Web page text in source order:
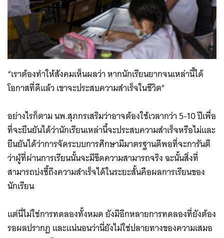
“เราต้องทำให้สังคมเห็นผลว่า หากนักเรียนยากจนเหล่านี้ได้
โอกาสที่ดีแล้ว เขาจะประสบความสำเร็จในชีวิต”
อย่างไรก็ตาม นพ.สุภกรเสริมว่าอาจต้องใช้เวลากว่า 5-10 ปีเพื่อ
ที่จะยืนยันได้ว่านักเรียนเหล่านี้จะประสบความสำเร็จหรือไม่และ
ยืนยันได้ว่าการจัดระบบการศึกษามีมาตรฐานดีพอที่จะการันตี
ว่าผู้ที่ผ่านการเรียนนั้นจะมีขีดความสามารถจริง ฉะนั้นสิ่งที่
สามารถบ่งชี้ถึงความสำเร็จได้ในระยะสั้นคือผลการเรียนของ
นักเรียน
แต่นี่ไม่ใช่การทดลองทั้งหมด ยังมีอีกหลายการทดลองที่ยังต้อง
รอผลปรากฏ และแน่นอนว่านี่ยังไม่ใช่ปลายทางของความเสมอ